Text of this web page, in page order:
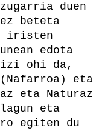
duen
beteta
iristen
edota
ohi da,
eta
eta Naturaz
eta
egiten du